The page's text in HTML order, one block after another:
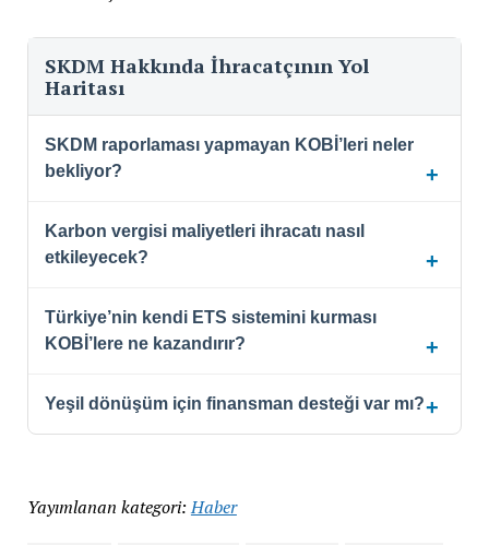
SKDM Hakkında İhracatçının Yol
Haritası
SKDM raporlaması yapmayan KOBİ’leri neler
bekliyor?
Karbon vergisi maliyetleri ihracatı nasıl
etkileyecek?
Türkiye’nin kendi ETS sistemini kurması
KOBİ’lere ne kazandırır?
Yeşil dönüşüm için finansman desteği var mı?
Yayımlanan kategori: Haber